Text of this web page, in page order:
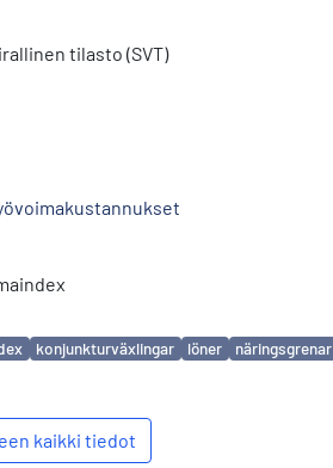
tilasto (SVT)
konjunkturväxlingar löner näringsgrenar
kaikki tiedot